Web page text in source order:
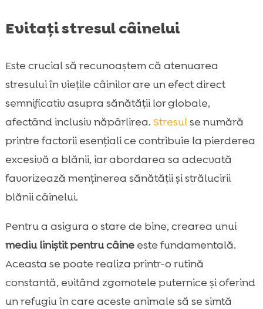
Evitați stresul câinelui
Este crucial să recunoaștem că atenuarea
stresului în viețile câinilor are un efect direct
semnificativ asupra sănătății lor globale,
afectând inclusiv năpârlirea. Stresulse numără
printre factorii esențiali ce contribuie la pierderea
excesivă a blănii, iar abordarea sa adecvată
favorizează menținerea sănătății și strălucirii
blănii câinelui.
Pentru a asigura o stare de bine, crearea unui
mediu liniștit pentru câineeste fundamentală.
Aceasta se poate realiza printr-o rutină
constantă, evitând zgomotele puternice și oferind
un refugiu în care aceste animale să se simtă